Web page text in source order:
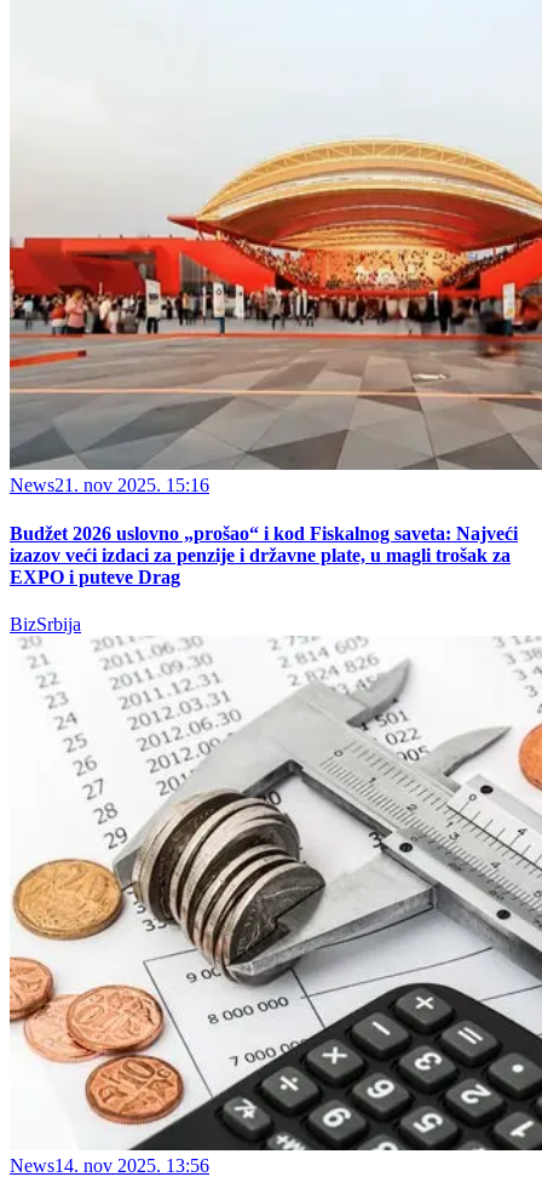
News21. nov 2025. 15:16
Budžet 2026 uslovno „prošao“ i kod Fiskalnog saveta: Najveći
izazov veći izdaci za penzije i državne plate, u magli trošak za
EXPO i puteve Drag
BizSrbija
News14. nov 2025. 13:56